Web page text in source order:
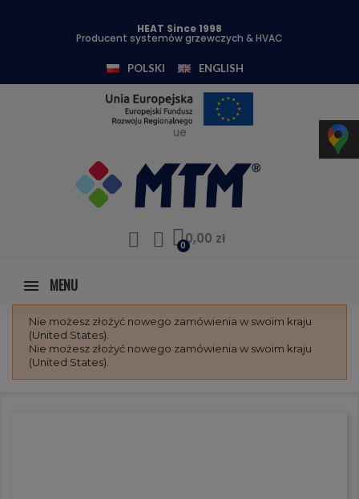
HEAT Since 1998
Producent systemów grzewczych & HVAC
POLSKI ENGLISH
ue
0,00 zł
MENU
Nie możesz złożyć nowego zamówienia w swoim kraju
(United States).
Nie możesz złożyć nowego zamówienia w swoim kraju
(United States).